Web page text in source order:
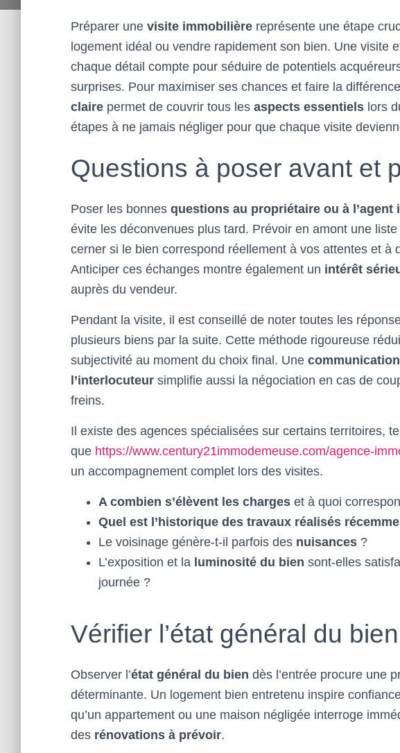
Préparer une visite immobilière représente une étape
logement idéal ou vendre rapidement son bien. Une visite
chaque détail compte pour séduire de potentiels
surprises. Pour maximiser ses chances et faire la
claire permet de couvrir tous les aspects essentiels lors
étapes à ne jamais négliger pour que chaque visite
Questions à poser avant et
Poser les bonnes questions au propriétaire ou à l’agent
évite les déconvenues plus tard. Prévoir en amont une liste
cerner si le bien correspond réellement à vos attentes et à
Anticiper ces échanges montre également un intérêt
auprès du vendeur.
Pendant la visite, il est conseillé de noter toutes les
plusieurs biens par la suite. Cette méthode rigoureuse
subjectivité au moment du choix final. Une
l’interlocuteur simplifie aussi la négociation en cas de
freins.
Il existe des agences spécialisées sur certains territoires,
que https://www.century21immodemeuse.com/agence-
un accompagnement complet lors des visites.
A combien s’élèvent les charges et à quoi
Quel est l’historique des travaux réalisés
Le voisinage génère-t-il parfois des nuisances ?
L’exposition et la luminosité du bien sont-elles
journée ?
Vérifier l’état général du bien
Observer l’état général du bien dès l’entrée procure une
déterminante. Un logement bien entretenu inspire
qu’un appartement ou une maison négligée interroge
des rénovations à prévoir.